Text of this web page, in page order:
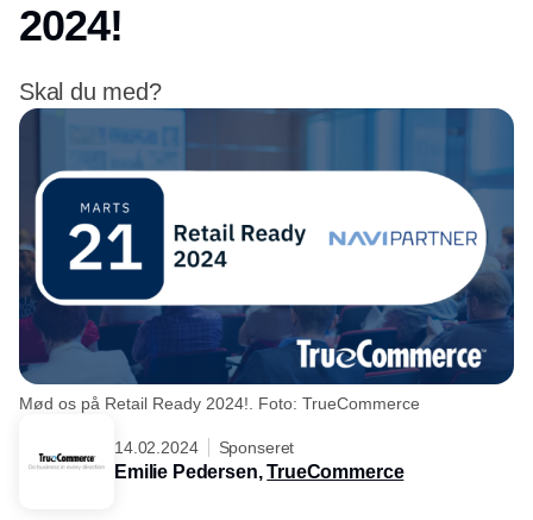
2024!
Skal du med?
Mød os på Retail Ready 2024!. Foto: TrueCommerce
14.02.2024 Sponseret
Emilie Pedersen,TrueCommerce